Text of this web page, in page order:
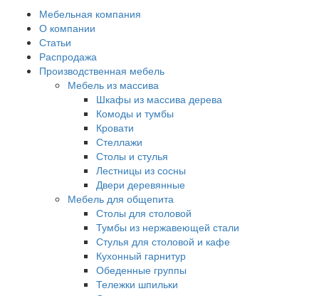
Мебельная компания
О компании
Статьи
Распродажа
Производственная мебель
Мебель из массива
Шкафы из массива дерева
Комоды и тумбы
Кровати
Стеллажи
Столы и стулья
Лестницы из сосны
Двери деревянные
Мебель для общепита
Столы для столовой
Тумбы из нержавеющей стали
Стулья для столовой и кафе
Кухонный гарнитур
Обеденные группы
Тележки шпильки